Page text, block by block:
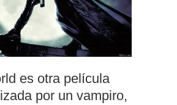
es otra película
por un vampiro,